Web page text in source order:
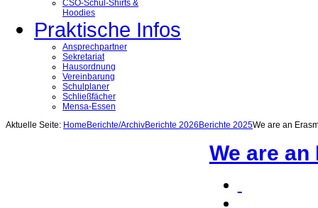
CSO-Schul-Shirts &
Hoodies
Praktische Infos
Ansprechpartner
Sekretariat
Hausordnung
Vereinbarung
Schulplaner
Schließfächer
Mensa-Essen
Aktuelle Seite: Home Berichte/ArchivBerichte 2026 Berichte 2025We are an
We are